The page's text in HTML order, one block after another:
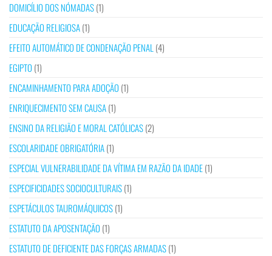
DOMICÍLIO DOS NÓMADAS(1)
EDUCAÇÃO RELIGIOSA(1)
EFEITO AUTOMÁTICO DE CONDENAÇÃO PENAL (4)
EGIPTO (1)
ENCAMINHAMENTO PARA ADOÇÃO (1)
ENRIQUECIMENTO SEM CAUSA(1)
ENSINO DA RELIGIÃO E MORAL CATÓLICAS(2)
ESCOLARIDADE OBRIGATÓRIA(1)
ESPECIAL VULNERABILIDADE DA VÍTIMA EM RAZÃO DA IDADE(1)
ESPECIFICIDADES SOCIOCULTURAIS(1)
ESPETÁCULOS TAUROMÁQUICOS(1)
ESTATUTO DA APOSENTAÇÃO (1)
ESTATUTO DE DEFICIENTE DAS FORÇAS ARMADAS(1)